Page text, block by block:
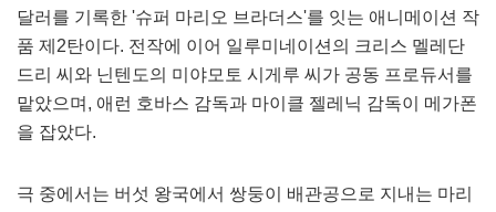
달러를 기록한 '슈퍼 마리오 브라더스'를 잇는 애니메이션 작
품 제2탄이다. 전작에 이어 일루미네이션의 크리스 멜레단
드리 씨와 닌텐도의 미야모토 시게루 씨가 공동 프로듀서를
맡았으며, 애런 호바스 감독과 마이클 젤레닉 감독이 메가폰
을 잡았다.
극 중에서는 버섯 왕국에서 쌍둥이 배관공으로 지내는 마리